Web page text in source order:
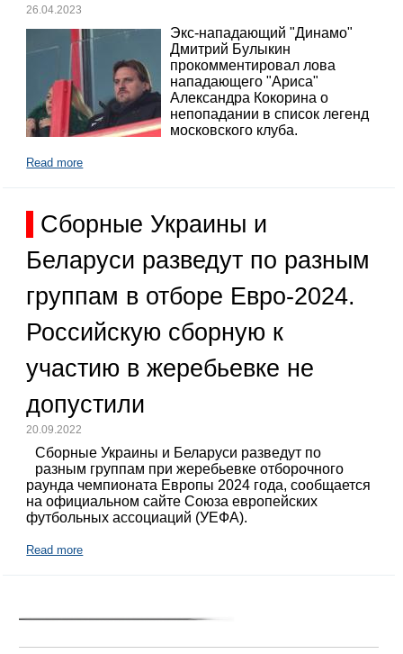
26.04.2023
Экс-нападающий "Динамо"
Дмитрий Булыкин
прокомментировал лова
нападающего "Ариса"
Александра Кокорина о
непопадании в список легенд
московского клуба.
Read more
Сборные Украины и
Беларуси разведут по разным
группам в отборе Евро-2024.
Российскую сборную к
участию в жеребьевке не
допустили
20.09.2022
Сборные Украины и Беларуси разведут по
разным группам при жеребьевке отборочного
раунда чемпионата Европы 2024 года, сообщается
на официальном сайте Союза европейских
футбольных ассоциаций (УЕФА).
Read more